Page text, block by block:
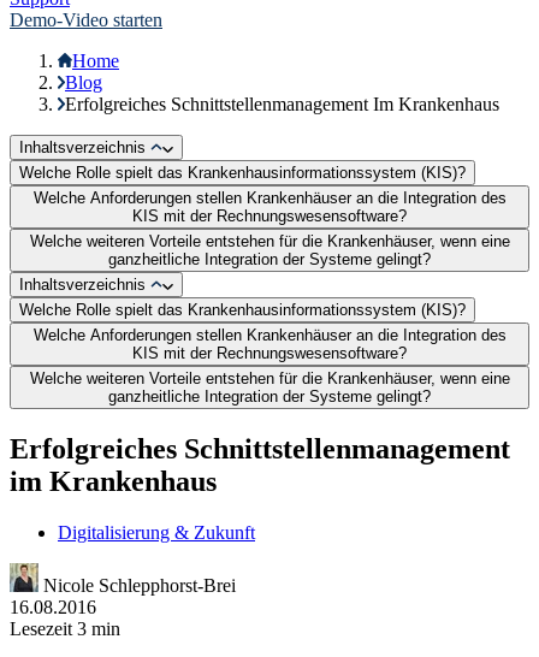
Demo-Video starten
Home
Blog
Erfolgreiches Schnittstellenmanagement Im Krankenhaus
Inhaltsverzeichnis
Welche Rolle spielt das Krankenhausinformationssystem (KIS)?
Welche Anforderungen stellen Krankenhäuser an die Integration des
KIS mit der Rechnungswesensoftware?
Welche weiteren Vorteile entstehen für die Krankenhäuser, wenn eine
ganzheitliche Integration der Systeme gelingt?
Inhaltsverzeichnis
Welche Rolle spielt das Krankenhausinformationssystem (KIS)?
Welche Anforderungen stellen Krankenhäuser an die Integration des
KIS mit der Rechnungswesensoftware?
Welche weiteren Vorteile entstehen für die Krankenhäuser, wenn eine
ganzheitliche Integration der Systeme gelingt?
Erfolgreiches Schnittstellenmanagement
im Krankenhaus
Digitalisierung & Zukunft
Nicole Schlepphorst-Brei
16.08.2016
Lesezeit 3 min